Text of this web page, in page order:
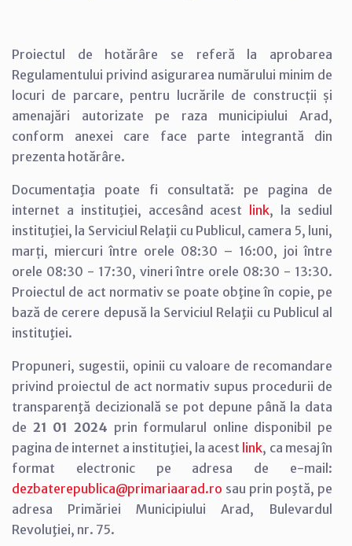
Proiectul de hotărâre se referă la aprobarea
Regulamentului privind asigurarea numărului minim de
locuri de parcare, pentru lucrările de construcții și
amenajări autorizate pe raza municipiului Arad,
conform anexei care face parte integrantă din
prezenta hotărâre.
Documentaţia poate fi consultată: pe pagina de
internet a instituţiei, accesând acest link, la sediul
instituţiei, la Serviciul Relaţii cu Publicul, camera 5, luni,
marți, miercuri între orele 08:30 – 16:00, joi între
orele 08:30 - 17:30, vineri între orele 08:30 - 13:30.
Proiectul de act normativ se poate obţine în copie, pe
bază de cerere depusă la Serviciul Relaţii cu Publicul al
instituţiei.
Propuneri, sugestii, opinii cu valoare de recomandare
privind proiectul de act normativ supus procedurii de
transparenţă decizională se pot depune până la data
de 21 01 2024 prin formularul online disponibil pe
pagina de internet a instituţiei, la acest link, ca mesaj în
format electronic pe adresa de e-mail:
dezbaterepublica@primariaarad.ro sau prin poştă, pe
adresa Primăriei Municipiului Arad, Bulevardul
Revoluţiei, nr. 75.